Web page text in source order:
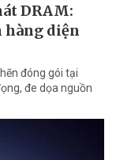
DRAM:
hàng diện
đóng gói tại
đe dọa nguồn